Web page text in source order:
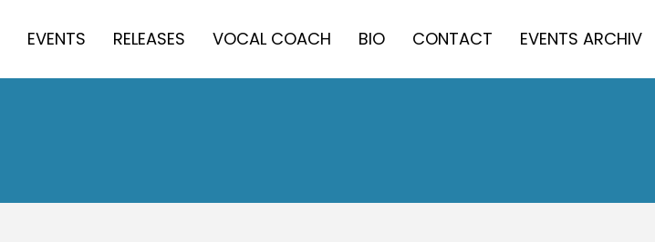
EVENTS RELEASES VOCAL COACH BIO CONTACT EVENTS ARCHIV